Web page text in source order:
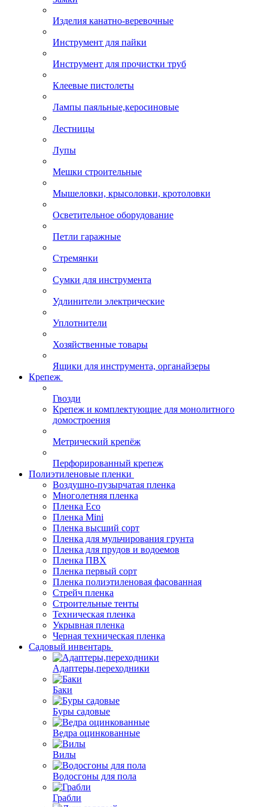
Горелки газовые
Замки
Изделия канатно-веревочные
Инструмент для пайки
Инструмент для прочистки труб
Клеевые пистолеты
Лампы паяльные,керосиновые
Лестницы
Лупы
Мешки строительные
Мышеловки, крысоловки, кротоловки
Осветительное оборудование
Петли гаражные
Стремянки
Сумки для инструмента
Удлинители электрические
Уплотнители
Хозяйственные товары
Крепеж
Гвозди
домостроения
Метрический крепёж
Перфорированный крепеж
Полиэтиленовые пленки
Воздушно-пузырчатая пленка
Многолетняя пленка
Пленка Eco
Пленка Mini
Пленка высший сорт
Пленка для мульчирования грунта
Пленка для прудов и водоемов
Пленка ПВХ
Пленка первый сорт
Пленка полиэтиленовая фасованная
Стрейч пленка
Строительные тенты
Техническая пленка
Укрывная пленка
Черная техническая пленка
Садовый инвентарь
Адаптеры,переходники
Баки
Буры садовые
Ведра оцинкованные
Вилы
Водосгоны для пола